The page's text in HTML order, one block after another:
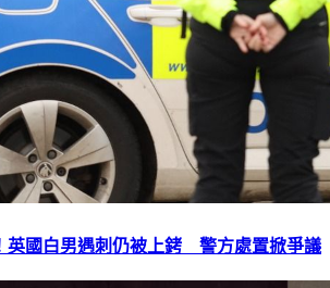
英國白男遇刺仍被上銬 警方處置掀爭議